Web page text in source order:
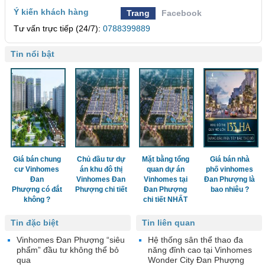
Ý kiến khách hàng Trang
Facebook
Tư vấn trực tiếp (24/7): 0788399889
Tin nổi bật
Giá bán chung
cư Vinhomes
Đan
Phượng có đắt
không ?
Chủ đầu tư dự
án khu đô thị
Vinhomes Đan
Phượng chi tiết
Mặt bằng tổng
quan dự án
Vinhomes tại
Đan Phượng
chi tiết NHẤT
Giá bán nhà
phố vinhomes
Đan Phượng là
bao nhiêu ?
Tin liên quan
Hệ thống sân thể thao đa
năng đỉnh cao tại Vinhomes
Wonder City Đan Phượng
Tin đặc biệt
Vinhomes Đan Phượng “siêu
phẩm” đầu tư không thể bỏ
qua